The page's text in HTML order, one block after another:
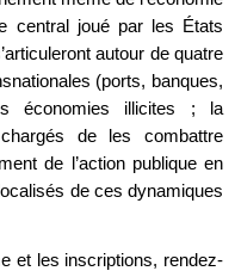
central joué par les États
autour de quatre
(ports, banques,
économies illicites ; la
de les combattre
de l’action publique en
de ces dynamiques
et les inscriptions, rendez-